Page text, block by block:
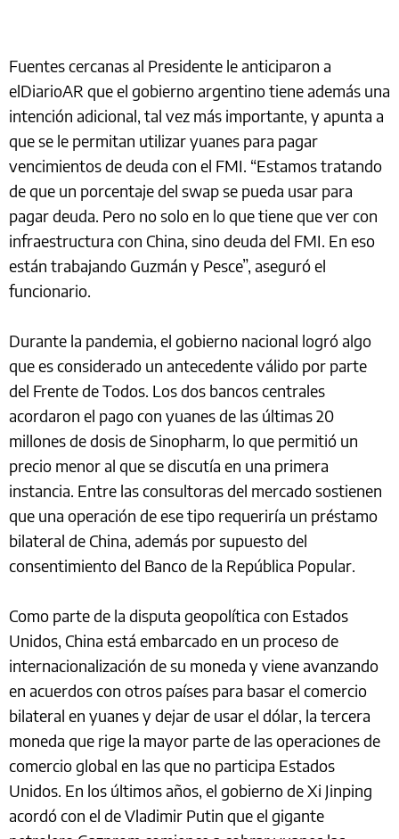
Fuentes cercanas al Presidente le anticiparon a
elDiarioAR que el gobierno argentino tiene además una
intención adicional, tal vez más importante, y apunta a
que se le permitan utilizar yuanes para pagar
vencimientos de deuda con el FMI. “Estamos tratando
de que un porcentaje del swap se pueda usar para
pagar deuda. Pero no solo en lo que tiene que ver con
infraestructura con China, sino deuda del FMI. En eso
están trabajando Guzmán y Pesce”, aseguró el
funcionario.
Durante la pandemia, el gobierno nacional logró algo
que es considerado un antecedente válido por parte
del Frente de Todos. Los dos bancos centrales
acordaron el pago con yuanes de las últimas 20
millones de dosis de Sinopharm, lo que permitió un
precio menor al que se discutía en una primera
instancia. Entre las consultoras del mercado sostienen
que una operación de ese tipo requeriría un préstamo
bilateral de China, además por supuesto del
consentimiento del Banco de la República Popular.
Como parte de la disputa geopolítica con Estados
Unidos, China está embarcado en un proceso de
internacionalización de su moneda y viene avanzando
en acuerdos con otros países para basar el comercio
bilateral en yuanes y dejar de usar el dólar, la tercera
moneda que rige la mayor parte de las operaciones de
comercio global en las que no participa Estados
Unidos. En los últimos años, el gobierno de Xi Jinping
acordó con el de Vladimir Putin que el gigante